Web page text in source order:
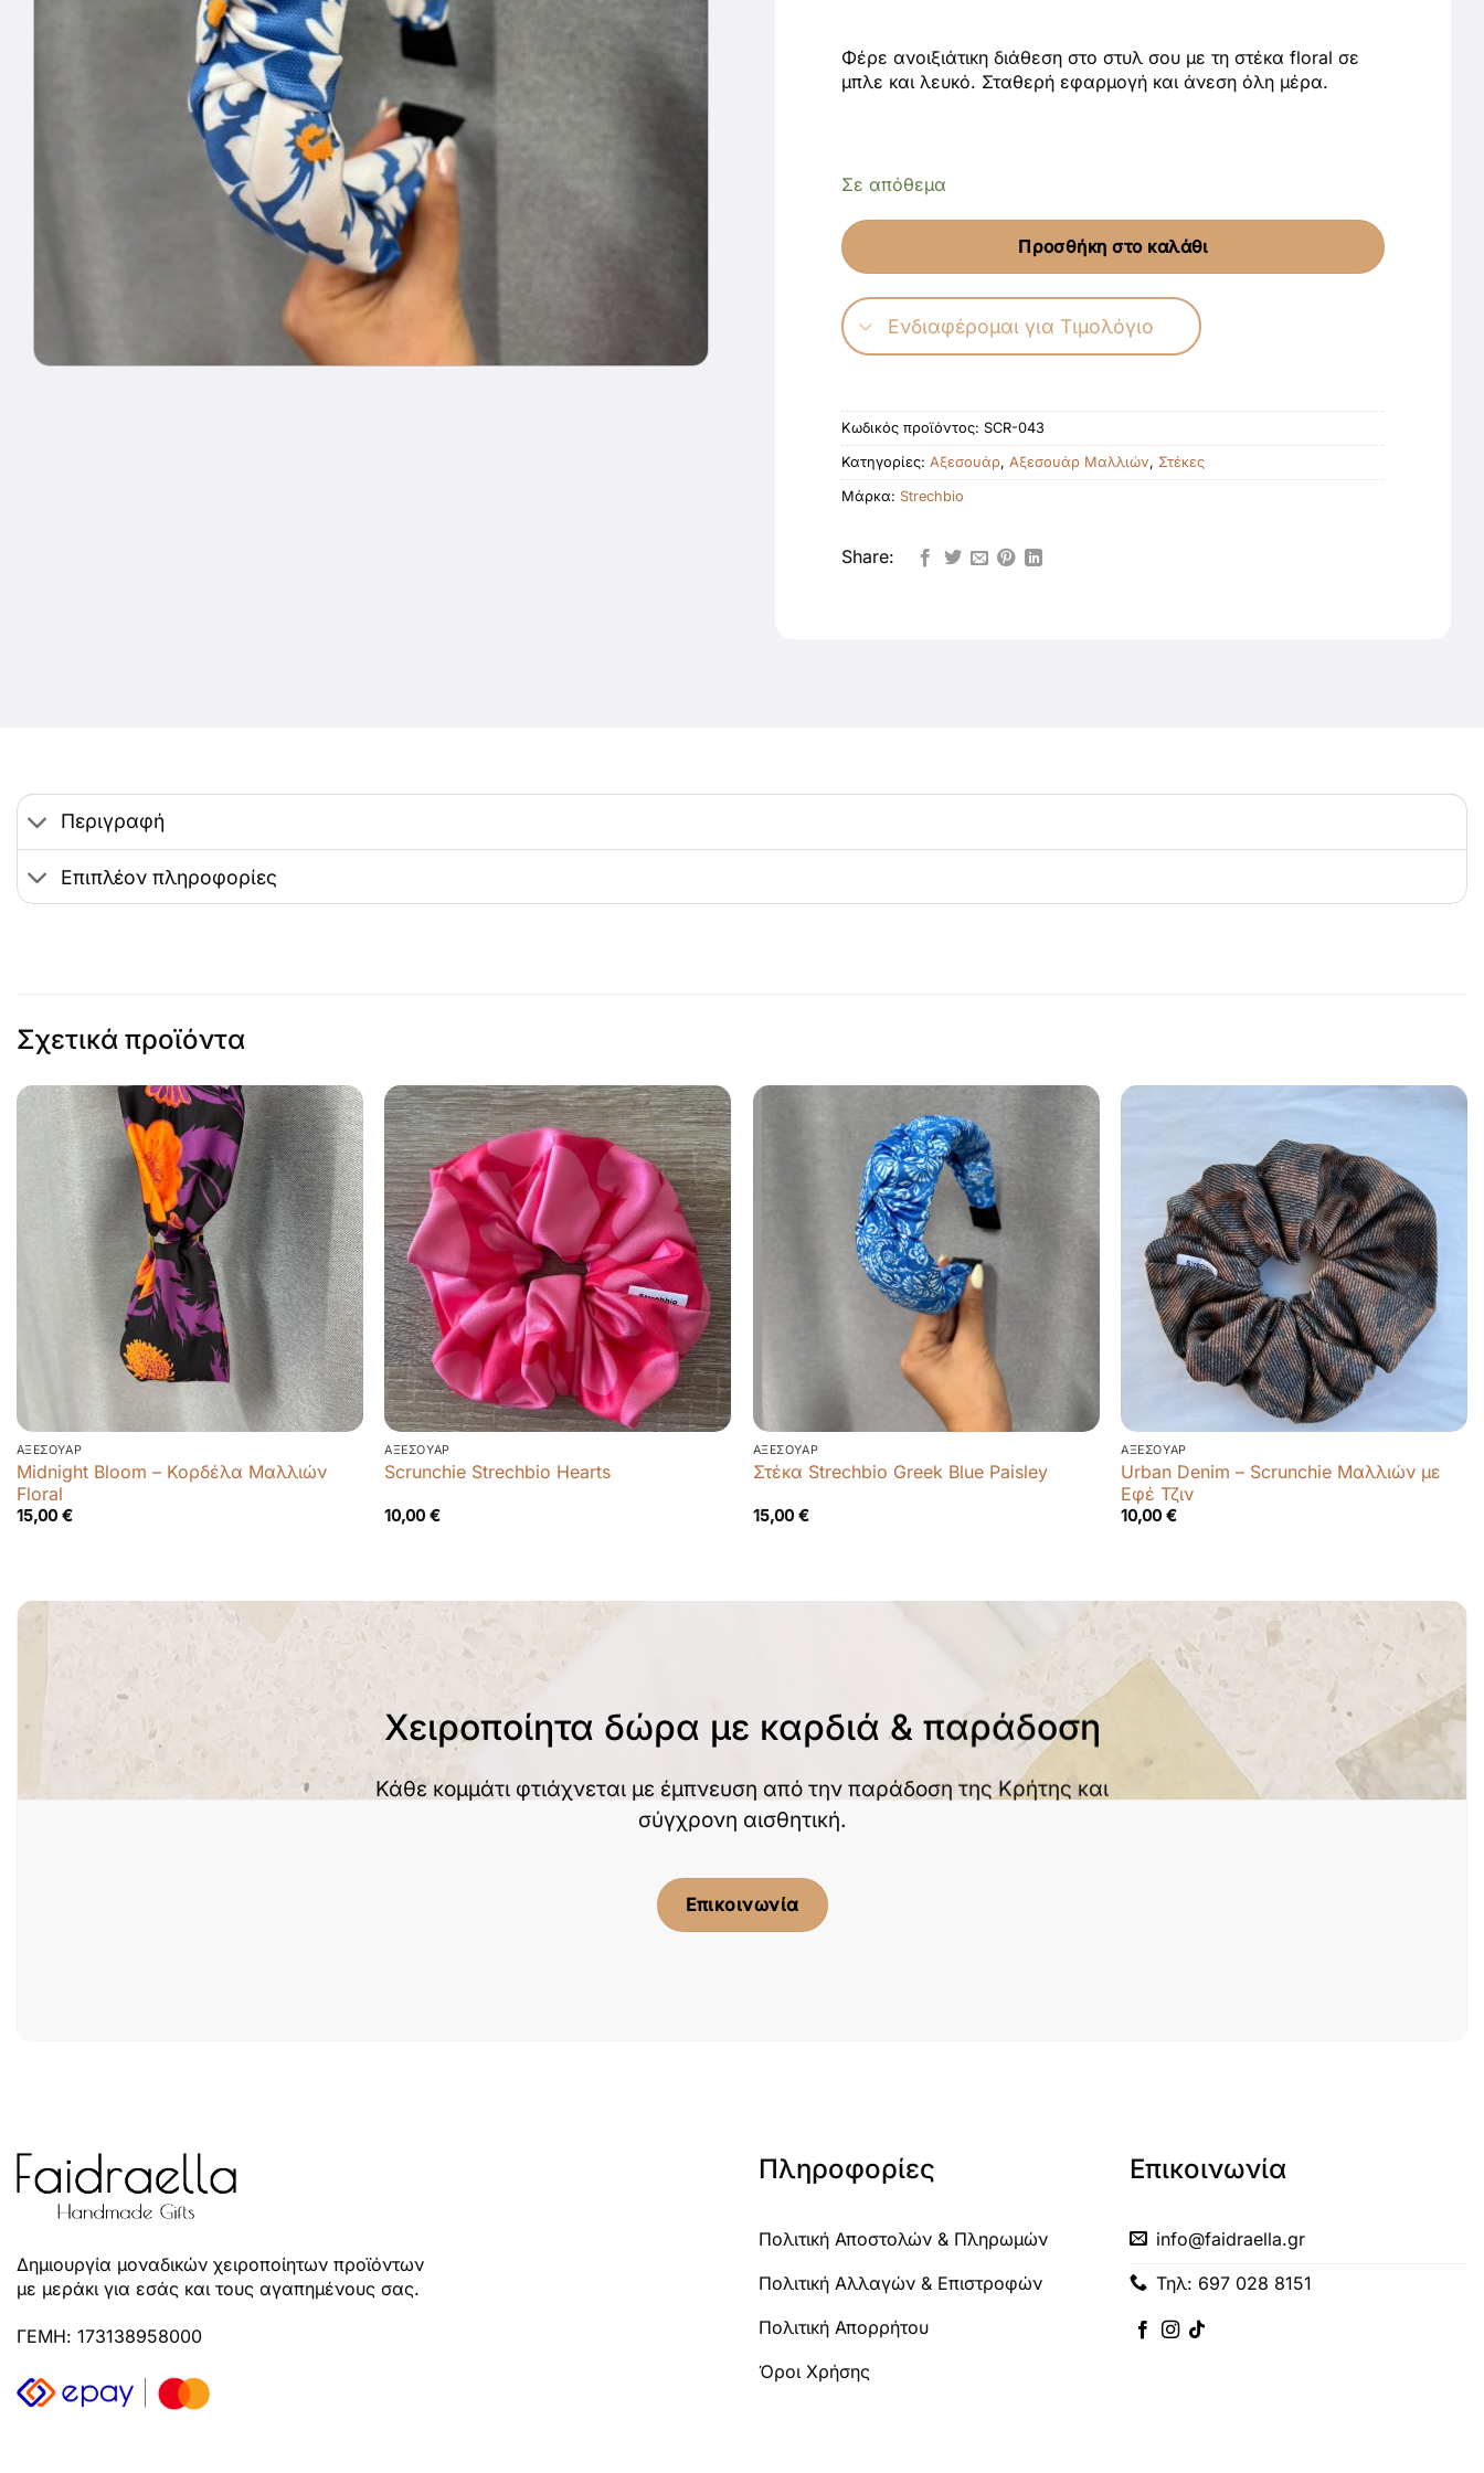
Φέρε ανοιξιάτικη διάθεση στο στυλ σου με τη στέκα floral σε
μπλε και λευκό. Σταθερή εφαρμογή και άνεση όλη μέρα.
Σε απόθεμα
Προσθήκη στο καλάθι
Ενδιαφέρομαι για Τιμολόγιο
Κωδικός προϊόντος: SCR-043
Κατηγορίες: Αξεσουάρ, Αξεσουάρ Μαλλιών, Στέκες
Μάρκα: Strechbio
Share:
Περιγραφή
Επιπλέον πληροφορίες
Σχετικά προϊόντα
ΑΞΕΣΟΥΆΡ
Midnight Bloom – Κορδέλα Μαλλιών
Floral
15,00 €
ΑΞΕΣΟΥΆΡ
Scrunchie Strechbio Hearts
10,00€
ΑΞΕΣΟΥΆΡ
Στέκα Strechbio Greek Blue Paisley
15,00 €
ΑΞΕΣΟΥΆΡ
Urban Denim – Scrunchie Μαλλιών με
Εφέ Τζιν
10,00€
Χειροποίητα δώρα με καρδιά & παράδοση
Κάθε κομμάτι φτιάχνεται με έμπνευση από την παράδοση της Κρήτης και
σύγχρονη αισθητική.
Επικοινωνία
Δημιουργία μοναδικών χειροποίητων προϊόντων
με μεράκι για εσάς και τους αγαπημένους σας.
ΓΕΜΗ: 173138958000
Πληροφορίες
Πολιτική Αποστολών & Πληρωμών
Πολιτική Αλλαγών & Επιστροφών
Πολιτική Απορρήτου
Όροι Χρήσης
Επικοινωνία
info@faidraella.gr
Τηλ: 697 028 8151